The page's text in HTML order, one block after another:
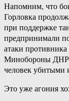
Напомним, что
Горловка
при поддержке
предпринимали
атаки
Минобороны ДНР,
человек убитыми
Это уже агония